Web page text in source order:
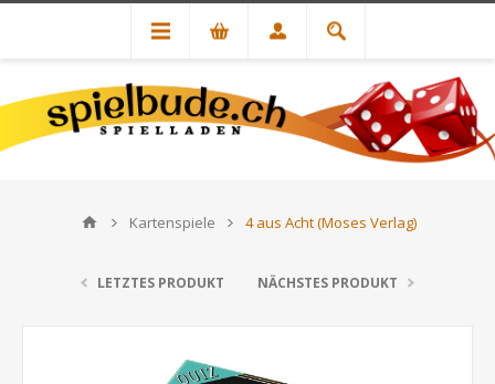
Kartenspiele 4 aus Acht (Moses Verlag)
LETZTES PRODUKT NÄCHSTES PRODUKT